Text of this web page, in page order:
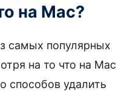
на Mac?
самых популярных
на то что на Mac
способов удалить